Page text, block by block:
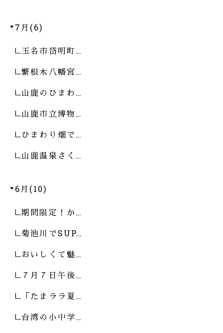
7月(6)
玉名市岱明町…
繁根木八幡宮…
山鹿のひまわ…
山鹿市立博物…
ひまわり畑で…
山鹿温泉さく…
6月(10)
期間限定！か…
菊池川でSUP…
おいしくて魅…
７月７日午後…
「たまララ夏…
台湾の小中学…